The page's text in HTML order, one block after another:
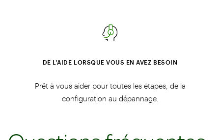
DE L'AIDE LORSQUE VOUS EN AVEZ BESOIN
Prêt à vous aider pour toutes les étapes, de la
configuration au dépannage.